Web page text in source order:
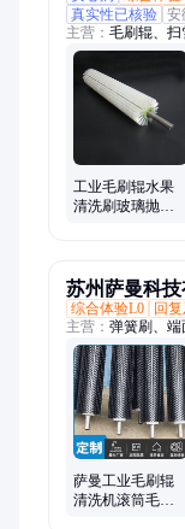
真实性已核验 安
主营： 毛刷辊、扫
刷、针辊、不织布
工业毛刷辊水果
清洗刷玻璃抛光
苏州萨曼科技
综合体验L0
回
主营： 弹簧刷、端
萨曼工业毛刷辊
清洗机滚筒毛刷